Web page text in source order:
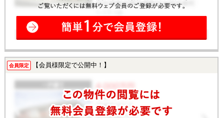
会員限定 【会員様限定で公開中！】